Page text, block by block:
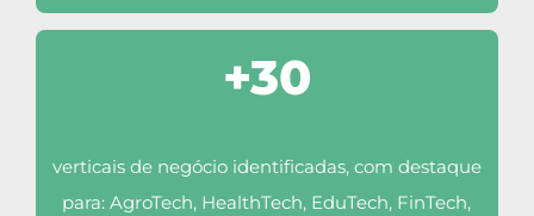
+30
verticais de negócio identificadas, com destaque
para: AgroTech, HealthTech, EduTech, FinTech,